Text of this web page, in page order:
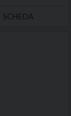
SCHEDA